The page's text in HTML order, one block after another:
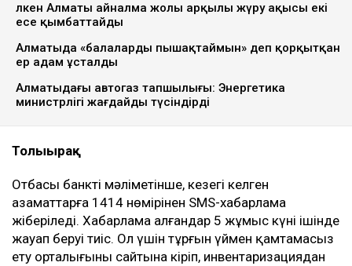
Үлкен Алматы айналма жолы арқылы жүру ақысы екі
есе қымбаттайды
Алматыда «балаларды пышақтаймын» деп қорқытқан
ер адам ұсталды
Алматыдағы автогаз тапшылығы: Энергетика
министрлігі жағдайды түсіндірді
Толығырақ
Отбасы банктің мәліметінше, кезегі келген
азаматтарға 1414 нөмірінен SMS-хабарлама
жіберіледі. Хабарлама алғандар 5 жұмыс күні ішінде
жауап беруі тиіс. Ол үшін тұрғын үймен қамтамасыз
ету орталығының сайтына кіріп, инвентаризациядан